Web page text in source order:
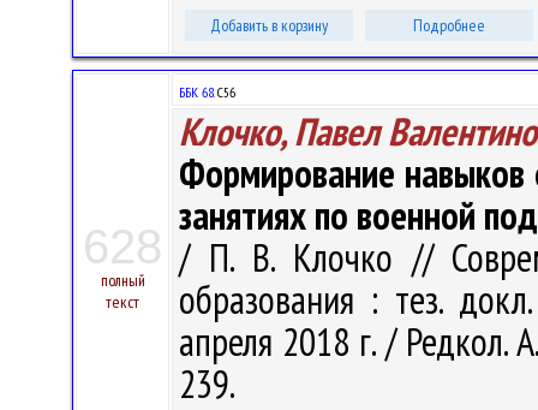
Добавить в корзину Подробнее
628
полный
текст
ББК 68.С56
Клочко, Павел
Формирование
занятиях по военной
/ П. В. Клочко //
образования : тез.
апреля 2018 г. / Редкол.
239.